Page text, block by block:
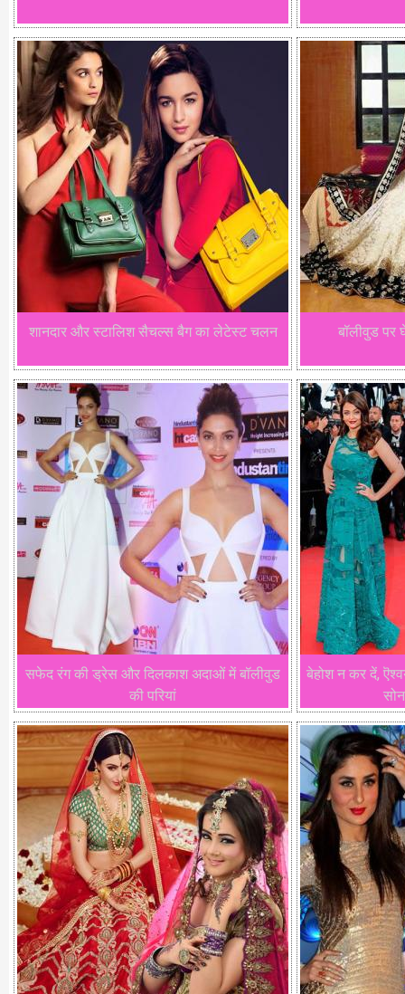
शानदार और स्टालिश सैचल्स बैग का लेटेस्ट चलन बॉलीवुड पर
सफेद रंग की ड्रेस और दिलकाश अदाओं में बॉलीवुड
की परियां
बेहोश न कर दें,